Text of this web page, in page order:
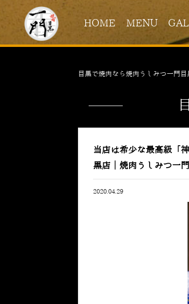
HOME MENU
目黒で焼肉なら焼肉うしみつ一門目
当店は希少な最高級「
黒店｜焼肉うしみつ一
2020.04.29